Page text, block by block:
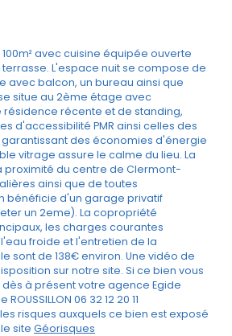
avec cuisine équipée ouverte
terrasse. L'espace nuit se compose de
avec balcon, un bureau ainsi que
situe au 2ème étage avec
résidence récente et de standing,
d'accessibilité PMR ainsi celles des
garantissant des économies d'énergie
vitrage assure le calme du lieu. La
proximité du centre de Clermont-
ainsi que de toutes
bénéficie d'un garage privatif
un 2eme). La copropriété
les charges courantes
froide et l'entretien de la
sont de 138€ environ. Une vidéo de
sur notre site. Si ce bien vous
à présent votre agence Egide
06 32 12 20 11
risques auxquels ce bien est exposé
site Géorisques